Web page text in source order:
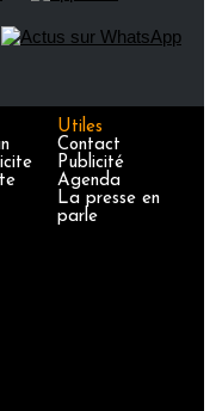
Utiles
Contact
Publicité
Agenda
La presse en
parle